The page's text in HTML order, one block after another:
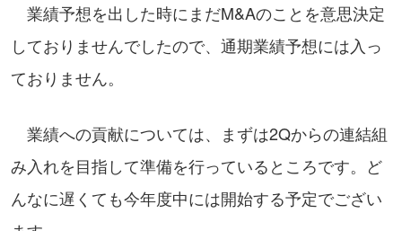
業績予想を出した時にまだM&Aのことを意思決定
しておりませんでしたので、通期業績予想には入っ
ておりません。
業績への貢献については、まずは2Qからの連結組
み入れを目指して準備を行っているところです。ど
んなに遅くても今年度中には開始する予定でござい